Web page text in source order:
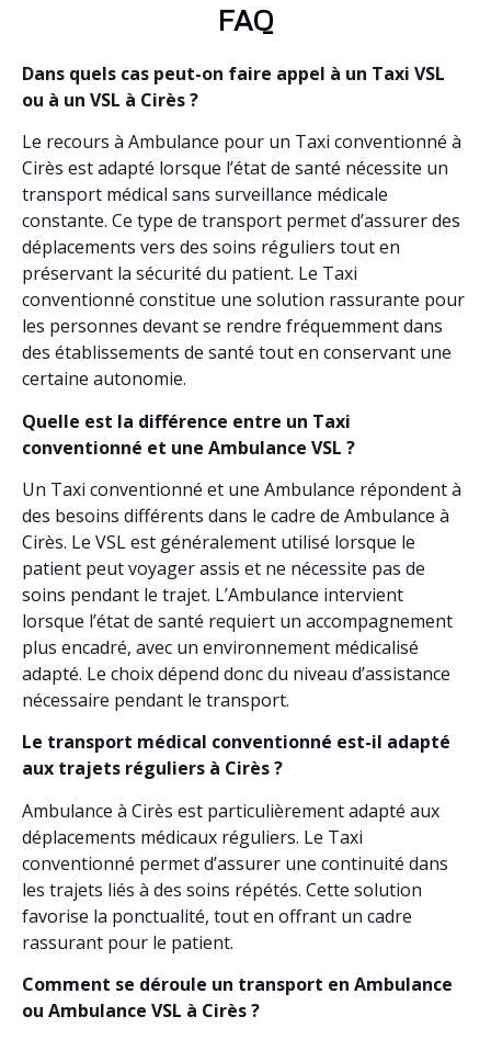
FAQ
Dans quels cas peut-on faire appel à un Taxi VSL
ou à un VSL à Cirès ?
Le recours à Ambulance pour un Taxi conventionné à
Cirès est adapté lorsque l’état de santé nécessite un
transport médical sans surveillance médicale
constante. Ce type de transport permet d’assurer des
déplacements vers des soins réguliers tout en
préservant la sécurité du patient. Le Taxi
conventionné constitue une solution rassurante pour
les personnes devant se rendre fréquemment dans
des établissements de santé tout en conservant une
certaine autonomie.
Quelle est la différence entre un Taxi
conventionné et une Ambulance VSL ?
Un Taxi conventionné et une Ambulance répondent à
des besoins différents dans le cadre de Ambulance à
Cirès. Le VSL est généralement utilisé lorsque le
patient peut voyager assis et ne nécessite pas de
soins pendant le trajet. L’Ambulance intervient
lorsque l’état de santé requiert un accompagnement
plus encadré, avec un environnement médicalisé
adapté. Le choix dépend donc du niveau d’assistance
nécessaire pendant le transport.
Le transport médical conventionné est-il adapté
aux trajets réguliers à Cirès ?
Ambulance à Cirès est particulièrement adapté aux
déplacements médicaux réguliers. Le Taxi
conventionné permet d’assurer une continuité dans
les trajets liés à des soins répétés. Cette solution
favorise la ponctualité, tout en offrant un cadre
rassurant pour le patient.
Comment se déroule un transport en Ambulance
ou Ambulance VSL à Cirès ?